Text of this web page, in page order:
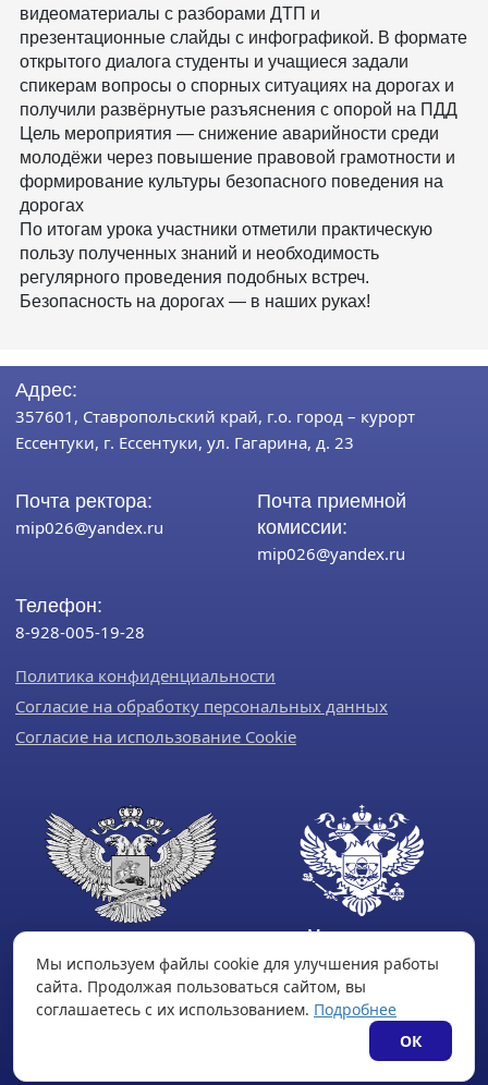
видеоматериалы с разборами ДТП и
презентационные слайды с инфографикой. В формате
открытого диалога студенты и учащиеся задали
спикерам вопросы о спорных ситуациях на дорогах и
получили развёрнутые разъяснения с опорой на ПДД
Цель мероприятия — снижение аварийности среди
молодёжи через повышение правовой грамотности и
формирование культуры безопасного поведения на
дорогах
По итогам урока участники отметили практическую
пользу полученных знаний и необходимость
регулярного проведения подобных встреч.
Безопасность на дорогах — в наших руках!
Адрес:
357601, Ставропольский край, г.о. город – курорт
Ессентуки, г. Ессентуки, ул. Гагарина, д. 23
Почта ректора:
mip026@yandex.ru
Почта приемной
комиссии:
mip026@yandex.ru
Телефон:
8-928-005-19-28
Политика конфиденциальности
Согласие на обработку персональных данных
Согласие на использование Cookie
Министерство
просвещения
Российской
Федерации
Министерство
науки и
высшего
образования
Российской
Федерации
Мы используем файлы cookie для улучшения работы
сайта. Продолжая пользоваться сайтом, вы
соглашаетесь с их использованием. Подробнее
ОК